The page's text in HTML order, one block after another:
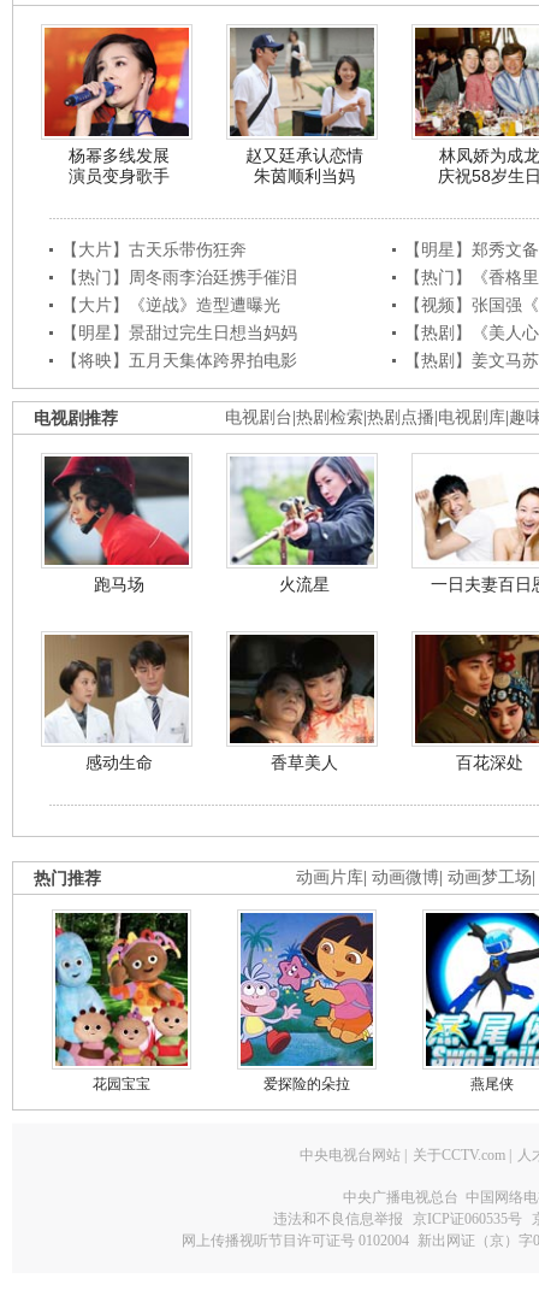
杨幂多线发展
演员变身歌手
赵又廷承认恋情
朱茵顺利当妈
林凤娇为成龙
庆祝58岁生
【大片】古天乐带伤狂奔
【明星】郑秀文
【热门】周冬雨李治廷携手催泪
【热门】《香格
【大片】《逆战》造型遭曝光
【视频】张国强
【明星】景甜过完生日想当妈妈
【热剧】《美人
【将映】五月天集体跨界拍电影
【热剧】姜文马
电视剧台 热剧检索 热剧点播 电视剧库 趣
电视剧推荐
跑马场 火流星 一日夫妻百日
感动生命 香草美人 百花深处
动画片库 动画微博 动画梦工场
热门推荐
花园宝宝 爱探险的朵拉 燕尾侠
中央电视台网站 关于CCTV.com 人
中央广播电视总台 中国网络
违法和不良信息举报
京ICP证060535号
网上传播视听节目许可证号 0102004 新出网证（京）